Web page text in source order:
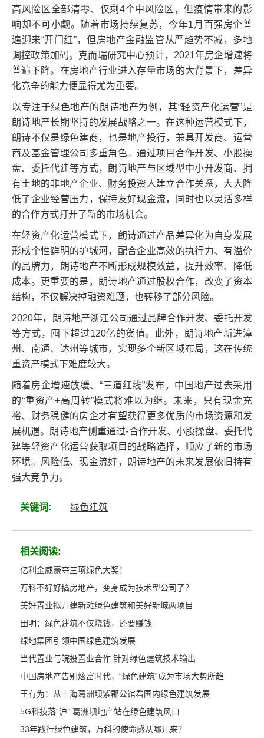
高风险区全部清零、仅剩4个中风险区，但疫情带来的影
响却不可小觑。随着市场持续复苏，今年1月百强房企普
遍迎来“开门红”，但房地产金融监管从严趋势不减，多地
调控政策加码。克而瑞研究中心预计，2021年房企增速将
普遍下降。在房地产行业进入存量市场的大背景下，差异
化竞争的能力便显得尤为重要。
以专注于绿色地产的朗诗地产为例，其“轻资产化运营”是
朗诗地产长期坚持的发展战略之一。在这种运营模式下，
朗诗不仅是绿色建商，也是地产投行，兼具开发商、运营
商及基金管理公司多重角色。通过项目合作开发、小股操
盘、委托代建等方式，朗诗地产与区域型中小开发商、拥
有土地的非地产企业、财务投资人建立合作关系，大大降
低了企业经营压力，保持友好现金流，同时也以灵活多样
的合作方式打开了新的市场机会。
在轻资产化运营模式下，朗诗通过产品差异化为自身发展
形成个性鲜明的护城河，配合企业高效的执行力、有溢价
的品牌力，朗诗地产不断形成规模效益，提升效率、降低
成本。更重要的是，朗诗地产通过股权合作，改变了资本
结构，不仅解决掉融资难题，也转移了部分风险。
2020年，朗诗地产浙江公司通过品牌合作开发、委托开发
等方式，囤下超过120亿的货值。此外，朗诗地产新进漳
州、南通、达州等城市，实现多个新区域布局，这在传统
重资产模式下难度较大。
随着房企增速放缓、“三道红线”发布，中国地产过去采用
的“重资产+高周转”模式将难以为继。未来，只有现金充
裕、财务稳健的房企才有望获得更多优质的市场资源和发
展机遇。朗诗地产侧重通过-合作开发、小股操盘、委托代
建等轻资产化运营获取项目的战略选择，顺应了新的市场
环境。风险低、现金流好，朗诗地产的未来发展依旧持有
强大竞争力。
关键词: 绿色建筑
相关阅读:
亿利金威豪夺三项绿色大奖！
万科不好好搞房地产，变身成为技术型公司了？
美好置业拟开建新滩绿色建筑和美好新城两项目
田明：绿色建筑不仅烧钱，还要赚钱
绿地集团引领中国绿色建筑发展
当代置业与皖投置业合作 针对绿色建筑技术输出
中国房地产告别炫富时代，“绿色建筑”成为市场大势所趋
王有为：从上海葛洲坝紫郡公馆看国内绿色建筑发展
5G科技落“沪” 葛洲坝地产站在绿色建筑风口
33年践行绿色建筑，万科的使命感从哪儿来？